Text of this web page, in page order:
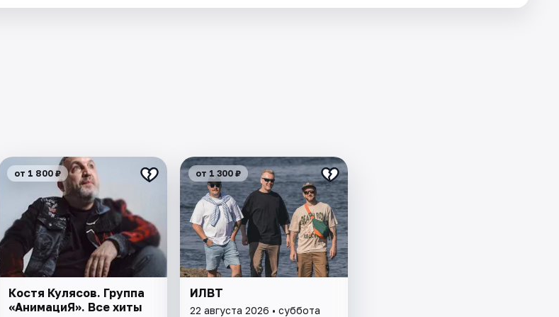
от 1 800 ₽
Костя Кулясов. Группа
«АнимациЯ». Все хиты
от 1 300 ₽
ИЛВТ
22 августа 2026 • суббота